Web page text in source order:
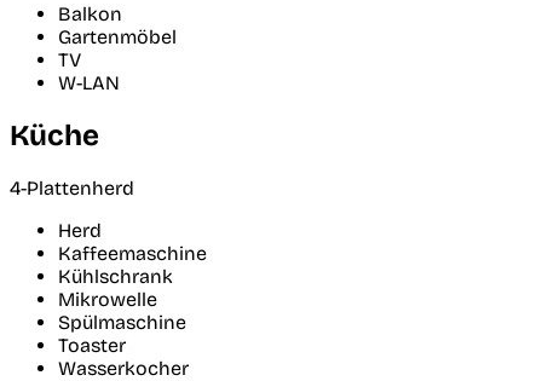
Balkon
Gartenmöbel
TV
W-LAN
Küche
4-Plattenherd
Herd
Kaffeemaschine
Kühlschrank
Mikrowelle
Spülmaschine
Toaster
Wasserkocher